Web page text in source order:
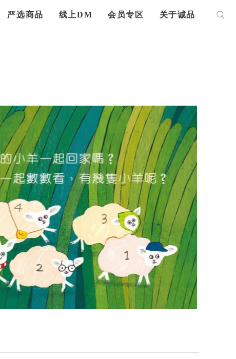
严选商品 线上DM 会员专区 关于诚品